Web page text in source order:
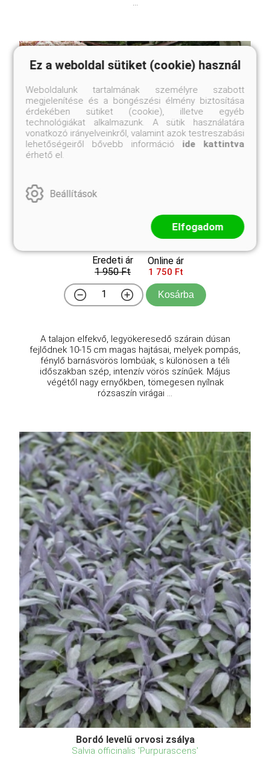
...
Fehér varjúháj
Sedum album
Eredeti ár
1 950 Ft
Online ár
1 750 Ft
Kosárba
A talajon elfekvő, legyökeresedő szárain dúsan
fejlődnek 10-15 cm magas hajtásai, melyek pompás,
fénylő barnásvörös lombúak, s különösen a téli
időszakban szép, intenzív vörös színűek. Május
végétől nagy ernyőkben, tömegesen nyílnak
rózsaszín virágai ...
Bordó levelű orvosi zsálya
Salvia officinalis 'Purpurascens'
Ez a weboldal sütiket (cookie) használ
Weboldalunk tartalmának személyre szabott
megjelenítése és a böngészési élmény biztosítása
érdekében sütiket (cookie), illetve egyéb
technológiákat alkalmazunk. A sütik használatára
vonatkozó irányelveinkről, valamint azok testreszabási
lehetőségeiről bővebb információ ide kattintva
érhető el.
Beállítások
Elfogadom